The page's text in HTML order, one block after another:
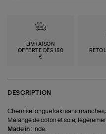
LIVRAISON
OFFERTE DÈS 150
€
DESCRIPTION
Chemise longue kaki sans
Mélange de coton et soie,
Made in : Inde.